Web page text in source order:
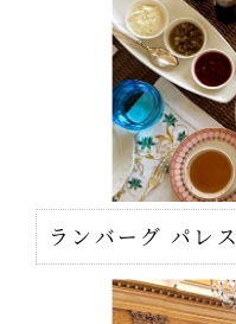
ランバーグ パレス